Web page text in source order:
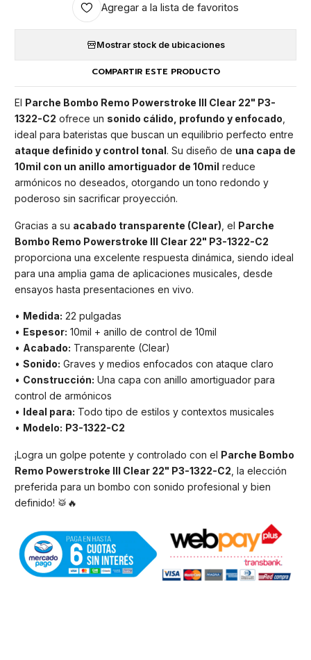
Agregar a la lista de favoritos
Mostrar stock de ubicaciones
COMPARTIR ESTE PRODUCTO
El Parche Bombo Remo Powerstroke III Clear 22" P3-
1322-C2 ofrece un sonido cálido, profundo y enfocado
ideal para bateristas que buscan un equilibrio perfecto entre
ataque definido y control tonal. Su diseño de una capa de
10mil con un anillo amortiguador de 10mil reduce
armónicos no deseados, otorgando un tono redondo y
poderoso sin sacrificar proyección.
Gracias a su acabado transparente (Clear) , el Parche
Bombo Remo Powerstroke III Clear 22" P3-1322-C2
proporciona una excelente respuesta dinámica, siendo ideal
para una amplia gama de aplicaciones musicales, desde
ensayos hasta presentaciones en vivo.
• Medida: 22 pulgadas
• Espesor: 10mil + anillo de control de 10mil
• Acabado: Transparente (Clear)
• Sonido: Graves y medios enfocados con ataque claro
• Construcción: Una capa con anillo amortiguador para
control de armónicos
• Ideal para: Todo tipo de estilos y contextos musicales
• Modelo: P3-1322-C2
¡Logra un golpe potente y controlado con el Parche Bombo
Remo Powerstroke III Clear 22" P3-1322-C2 , la elección
preferida para un bombo con sonido profesional y bien
definido! 🥁🔥